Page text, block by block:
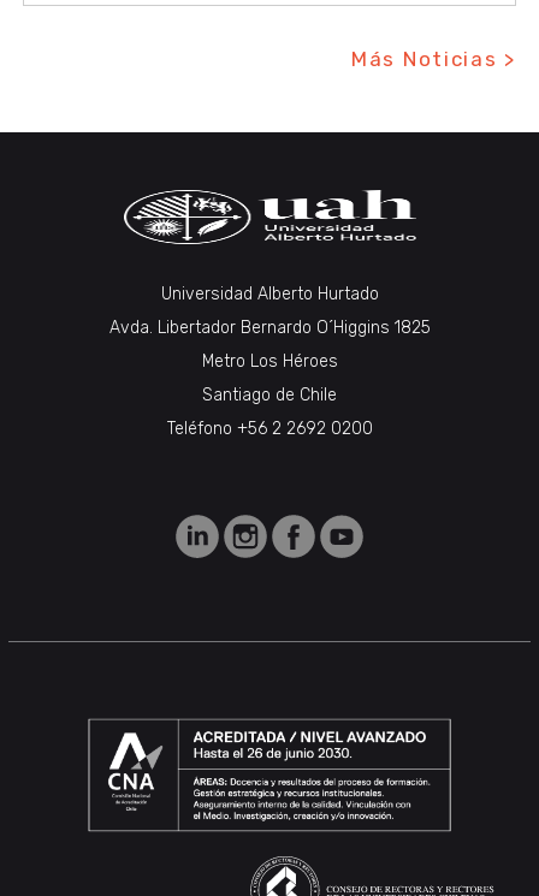
Más Noticias >
Universidad Alberto Hurtado
Avda. Libertador Bernardo O´Higgins 1825
Metro Los Héroes
Santiago de Chile
Teléfono +56 2 2692 0200